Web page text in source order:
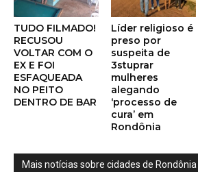
TUDO FILMADO!
RECUSOU
VOLTAR COM O
EX E FOI
ESFAQUEADA
NO PEITO
DENTRO DE BAR
Líder religioso é
preso por
suspeita de
3stuprar
mulheres
alegando
‘processo de
cura’ em
Rondônia
Mais notícias sobre cidades de Rondônia